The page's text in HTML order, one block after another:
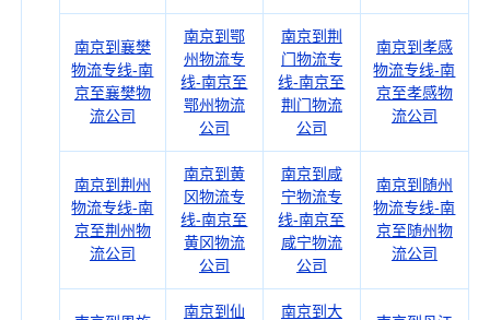
南京到襄樊
物流专线-南
京至襄樊物
流公司
南京到鄂
州物流专
线-南京至
鄂州物流
公司
南京到荆
门物流专
线-南京至
荆门物流
公司
南京到孝感
物流专线-南
京至孝感物
流公司
南京到荆州
物流专线-南
京至荆州物
流公司
南京到黄
冈物流专
线-南京至
黄冈物流
公司
南京到咸
宁物流专
线-南京至
咸宁物流
公司
南京到随州
物流专线-南
京至随州物
流公司
南京到仙
南京到大